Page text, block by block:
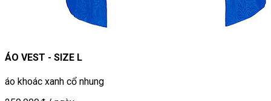
ÁO VEST - SIZE L
áo khoác xanh cổ nhung